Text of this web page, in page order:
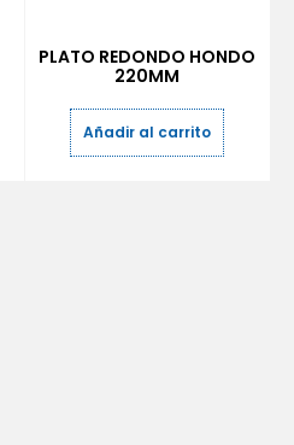
PLATO REDONDO HONDO
220MM
Añadir al carrito